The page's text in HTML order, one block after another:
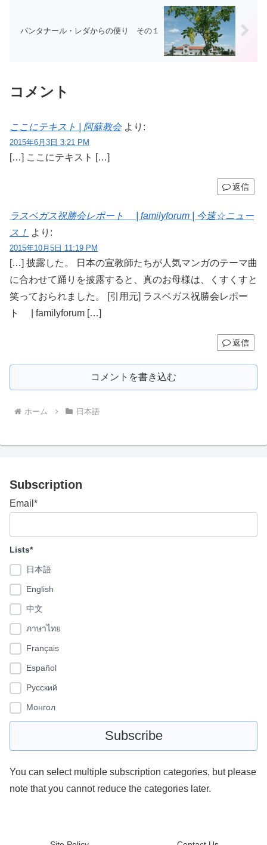
パンタナール・レダからの便り その１
コメント
ここにテキスト | 阿蘇教会 より:
2015年6月3日 3:21 PM
[…] ここにテキスト […]
返信
ラスベガス祝勝会レポート | familyforum | 今速☆ニュー
ス！ より:
2015年10月5日 11:19 PM
[…] 披露した。 日本の宣教師たちが人気マンガのテーマ曲
に合わせて踊りを披露すると、真のお母様は、くすくすと
笑っておられました。 [引用元] ラスベガス祝勝会レポー
ト | familyforum […]
返信
コメントを書き込む
ホーム 日本語
Subscription
Email*
Lists*
日本語
English
中文
ภาษาไทย
Français
Español
Pусский
Монгол
You can select multiple subscription categories, but please
note that you cannot reduce the categories later.